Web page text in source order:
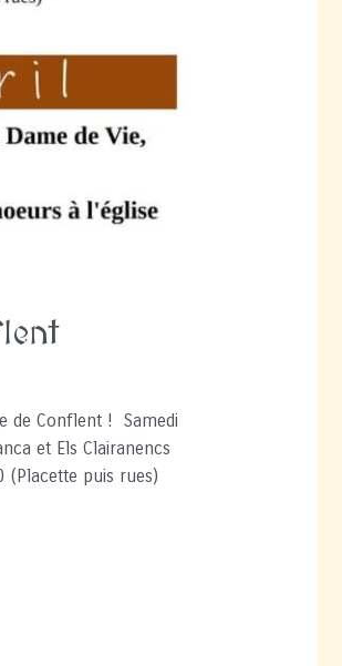
de Conflent ! Samedi
et Els Clairanencs
(Placette puis rues)